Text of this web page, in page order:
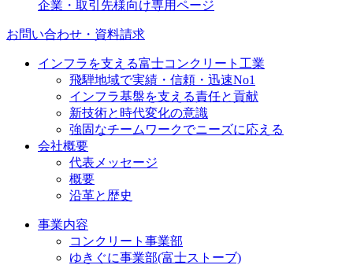
企業・取引先様向け専用ページ
お問い合わせ・資料請求
インフラを支える富士コンクリート工業
飛騨地域で実績・信頼・迅速No1
インフラ基盤を支える責任と貢献
新技術と時代変化の意識
強固なチームワークでニーズに応える
会社概要
代表メッセージ
概要
沿革と歴史
事業内容
コンクリート事業部
ゆきぐに事業部(富士ストーブ)